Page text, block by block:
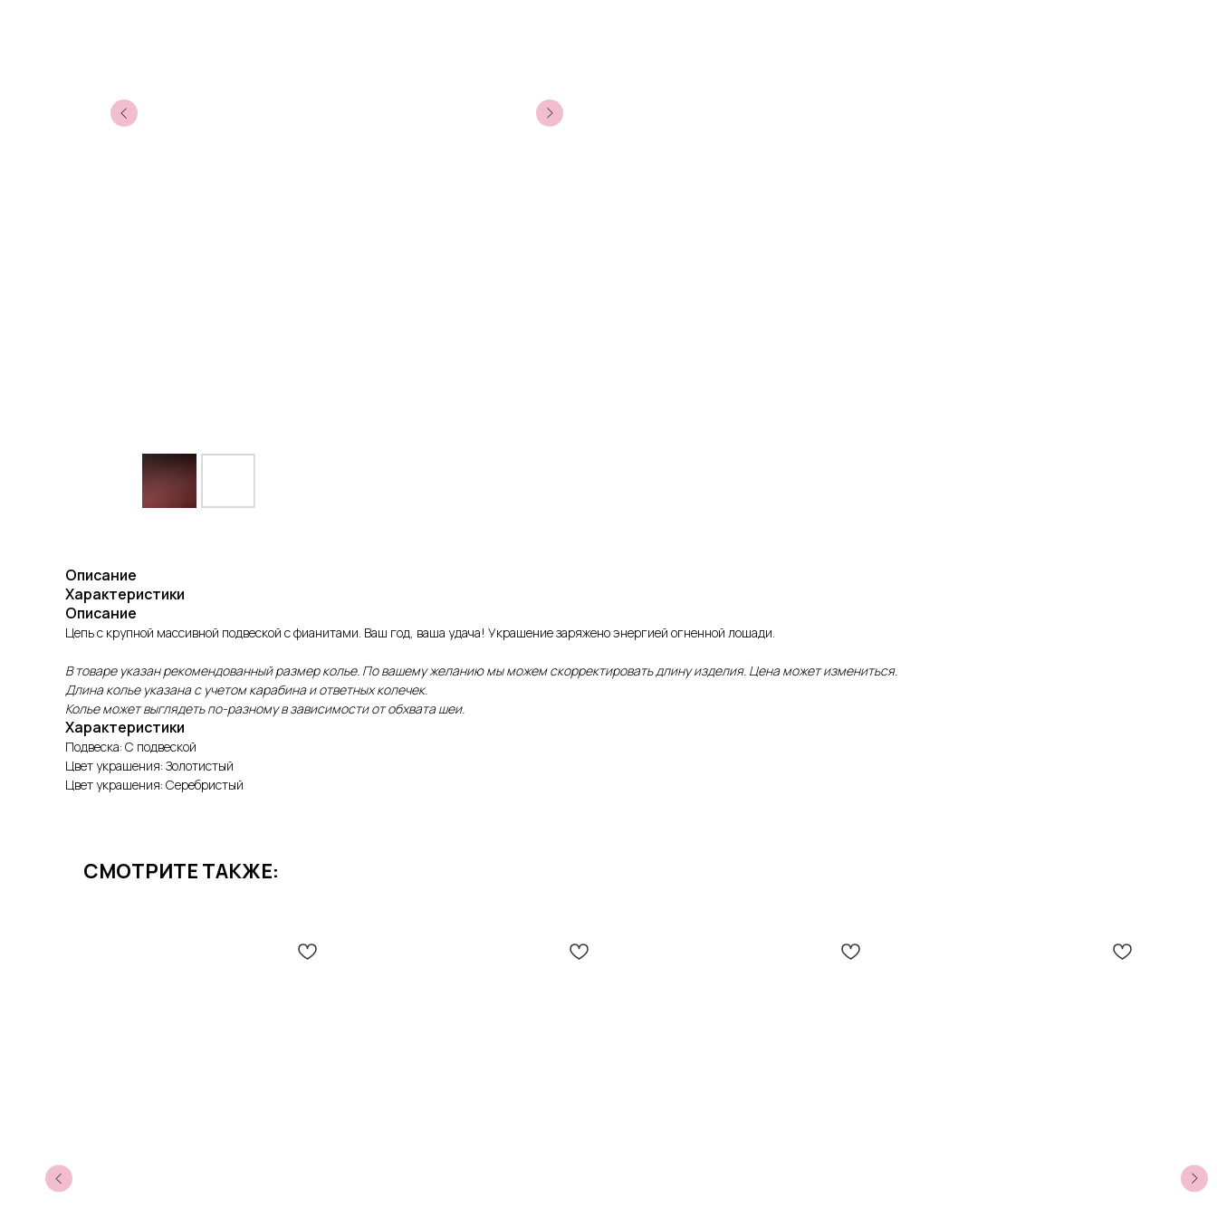
Описание
Характеристики
Описание
Цепь с крупной массивной подвеской с фианитами. Ваш год, ваша удача! Украшение заряжено энергией огненной лошади.
В товаре указан рекомендованный размер колье. По вашему желанию мы можем скорректировать длину изделия. Цена может измениться.
Длина колье указана с учетом карабина и ответных колечек.
Колье может выглядеть по-разному в зависимости от обхвата шеи.
Характеристики
Подвеска: С подвеской
Цвет украшения: Золотистый
Цвет украшения: Серебристый
СМОТРИТЕ ТАКЖЕ: